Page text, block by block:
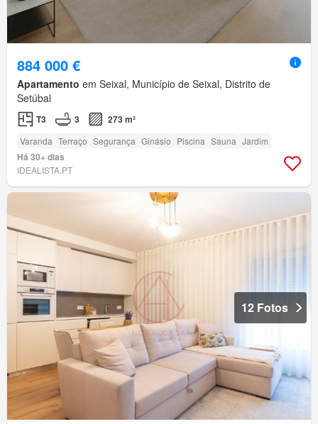
884 000 €
Apartamento em Seixal, Município de Seixal, Distrito de
Setúbal
T3 3 273 m²
Varanda Terraço Segurança Ginásio Piscina Sauna Jardim
Há 30+ dias
IDEALISTA.PT
12 Fotos